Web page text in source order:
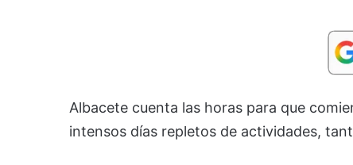
Albacete cuenta las horas para que
intensos días repletos de actividades,